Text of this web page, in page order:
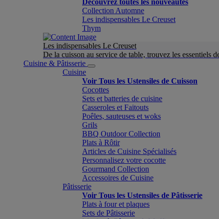
Découvrez toutes les nouveautés
Collection Automne
Les indispensables Le Creuset
Thym
Les indispensables Le Creuset
De la cuisson au service de table, trouvez les essentiels
Cuisine & Pâtisserie
Cuisine
Voir Tous les Ustensiles de Cuisson
Cocottes
Sets et batteries de cuisine
Casseroles et Faitouts
Poêles, sauteuses et woks
Grils
BBQ Outdoor Collection
Plats à Rôtir
Articles de Cuisine Spécialisés
Personnalisez votre cocotte
Gourmand Collection
Accessoires de Cuisine
Pâtisserie
Voir Tous les Ustensiles de Pâtisserie
Plats à four et plaques
Sets de Pâtisserie